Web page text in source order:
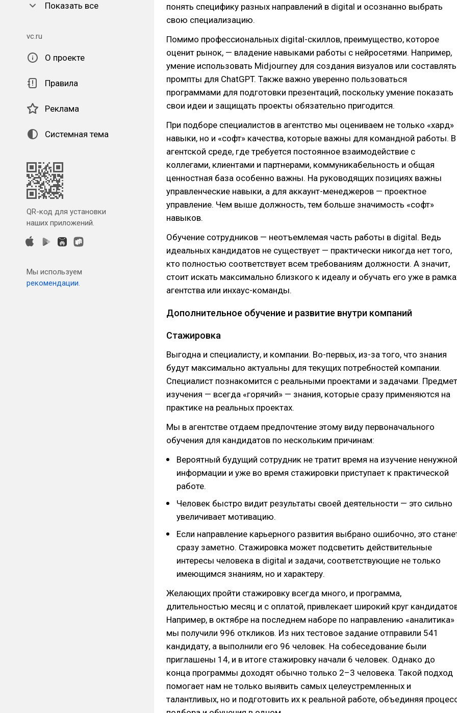
Показать все
vc.ru
О проекте
Правила
Реклама
Системная тема
QR-код для установки
наших приложений.
Мы используем
рекомендации.
понять специфику разных направлений в digital и осознанно выбрать
свою специализацию.
Помимо профессиональных digital-скиллов, преимущество, которое
оценит рынок, — владение навыками работы с нейросетями. Например,
умение использовать Midjourney для создания визуалов или составлять
промпты для ChatGPT. Также важно уверенно пользоваться
программами для подготовки презентаций, поскольку умение показать
свои идеи и защищать проекты обязательно пригодится.
При подборе специалистов в агентство мы оцениваем не только «хард»
навыки, но и «софт» качества, которые важны для командной работы. В
агентской среде, где требуется постоянное взаимодействие с
коллегами, клиентами и партнерами, коммуникабельность и общая
ценностная база особенно важны. На руководящих позициях важны
управленческие навыки, а для аккаунт-менеджеров — проектное
управление. Чем выше должность, тем больше значимость «софт»
навыков.
Обучение сотрудников — неотъемлемая часть работы в digital. Ведь
идеальных кандидатов не существует — практически никогда нет того,
кто полностью соответствует всем требованиям должности. А значит,
стоит искать максимально близкого к идеалу и обучать его уже в
агентства или инхаус-команды.
Дополнительное обучение и развитие внутри компаний
Стажировка
Выгодна и специалисту, и компании. Во-первых, из-за того, что знания
будут максимально актуальны для текущих потребностей компании.
Специалист познакомится с реальными проектами и задачами. Предмет
изучения — всегда «горячий» — знания, которые сразу применяются на
практике на реальных проектах.
Мы в агентстве отдаем предпочтение этому виду первоначального
обучения для кандидатов по нескольким причинам:
Вероятный будущий сотрудник не тратит время на изучение ненужной
информации и уже во время стажировки приступает к практической
работе.
Человек быстро видит результаты своей деятельности — это сильно
увеличивает мотивацию.
Если направление карьерного развития выбрано ошибочно, это
сразу заметно. Стажировка может подсветить действительные
интересы человека в digital и задачи, соответствующие не только
имеющимся знаниям, но и характеру.
Желающих пройти стажировку всегда много, и программа,
длительностью месяц и с оплатой, привлекает широкий круг
Например, в октябре на последнем наборе по направлению «аналитика»
мы получили 996 откликов. Из них тестовое задание отправили 541
кандидату, а выполнили его 96 человек. На собеседование были
приглашены 14, и в итоге стажировку начали 6 человек. Однако до
конца программы доходят обычно только 2–3 человека. Такой подход
помогает нам не только выявить самых целеустремленных и
талантливых, но и подготовить их к реальной работе, объединяя